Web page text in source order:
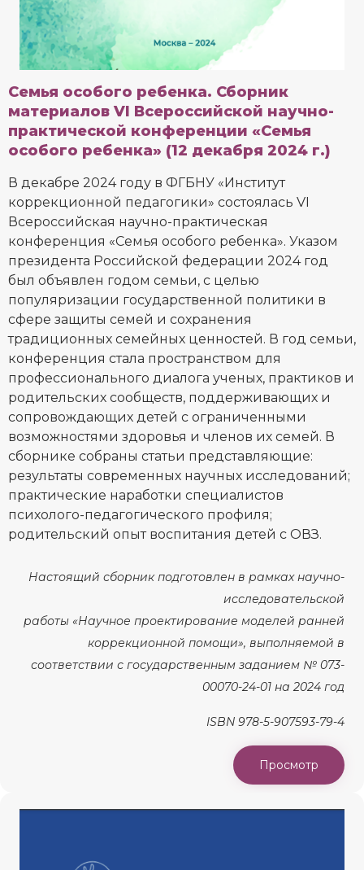
Семья особого ребенка. Сборник
материалов VI Всероссийской научно-
практической конференции «Семья
особого ребенка» (12 декабря 2024 г.)
В декабре 2024 году в ФГБНУ «Институт
коррекционной педагогики» состоялась VI
Всероссийская научно-практическая
конференция «Семья особого ребенка». Указом
президента Российской федерации 2024 год
был объявлен годом семьи, с целью
популяризации государственной политики в
сфере защиты семей и сохранения
традиционных семейных ценностей. В год семьи,
конференция стала пространством для
профессионального диалога ученых, практиков и
родительских сообществ, поддерживающих и
сопровождающих детей с ограниченными
возможностями здоровья и членов их семей. В
сборнике собраны статьи представляющие:
результаты современных научных исследований;
практические наработки специалистов
психолого-педагогического профиля;
родительский опыт воспитания детей с ОВЗ.
Настоящий сборник подготовлен в рамках научно-
исследовательской
работы «Научное проектирование моделей ранней
коррекционной помощи», выполняемой в
соответствии с государственным заданием № 073-
00070-24-01 на 2024 год
ISBN 978-5-907593-79-4
Просмотр